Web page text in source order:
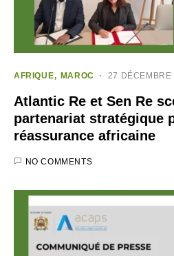
AFRIQUE MAROC 27 DÉCEMBRE
Atlantic Re et Sen Re
partenariat stratégique
réassurance africaine
NO COMMENTS